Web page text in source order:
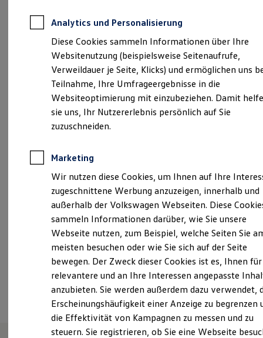
Kfz-Versicherung
Restschuldversicherungen
Garantien
Wartungsverträge
Geschäftskunden
Professional Class bei Volkswagen
Großkunden
Behörden
Direktkunden
Sonderfahrzeuge
Anpfiff zum Gewinn
Elektroautos
ID. Tutorials
Elektrofahrzeugkonzepte
Reichweite
Reichweite der ID. Modelle
Reichweite im Winter
Laden
Laden unterwegs
Laden Zuhause
Ladestationen finden
Ladezeitensimulator
Batterie
Sicherheit
Garantie und Lebensdauer
Nachhaltigkeit
Technologie
Verantwortlich für die Inhalte auf dieser Seite ist die Autohaus
Bechtel GmbH & Co. KG (Impressum & Rechtliches)
Frankenbacher Straße 6, 74336 Brackenheim
info@autohaus-bechtel.de
Montag
Sonntag
Geschlossen
Ansprechpartner
Analytics und Personalisierung
Diese Cookies sammeln Informationen über Ihre
Websitenutzung (beispielsweise Seitenaufrufe,
Verweildauer je Seite, Klicks) und ermöglichen uns
Teilnahme, Ihre Umfrageergebnisse in die
Websiteoptimierung mit einzubeziehen. Damit
sie uns, Ihr Nutzererlebnis persönlich auf Sie
zuzuschneiden.
Marketing
Wir nutzen diese Cookies, um Ihnen auf Ihre
zugeschnittene Werbung anzuzeigen, innerhalb und
außerhalb der Volkswagen Webseiten. Diese
sammeln Informationen darüber, wie Sie unsere
Webseite nutzen, zum Beispiel, welche Seiten Sie
meisten besuchen oder wie Sie sich auf der Seite
bewegen. Der Zweck dieser Cookies ist es, Ihnen für
relevantere und an Ihre Interessen angepasste
anzubieten. Sie werden außerdem dazu verwendet,
Erscheinungshäufigkeit einer Anzeige zu begrenzen
die Effektivität von Kampagnen zu messen und zu
steuern. Sie registrieren, ob Sie eine Webseite